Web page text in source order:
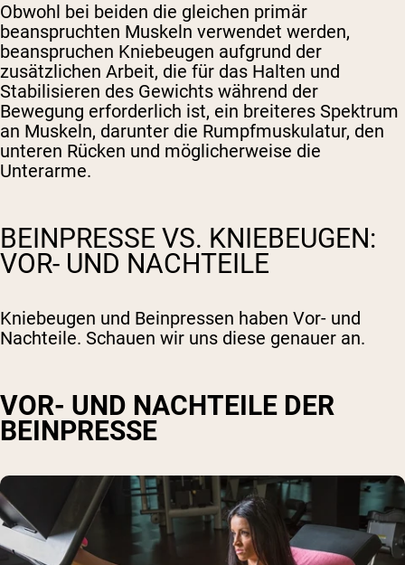
Obwohl bei beiden die gleichen primär
beanspruchten Muskeln verwendet werden,
beanspruchen Kniebeugen aufgrund der
zusätzlichen Arbeit, die für das Halten und
Stabilisieren des Gewichts während der
Bewegung erforderlich ist, ein breiteres Spektrum
an Muskeln, darunter die Rumpfmuskulatur, den
unteren Rücken und möglicherweise die
Unterarme.
BEINPRESSE VS. KNIEBEUGEN:
VOR- UND NACHTEILE
Kniebeugen und Beinpressen haben Vor- und
Nachteile. Schauen wir uns diese genauer an.
VOR- UND NACHTEILE DER
BEINPRESSE